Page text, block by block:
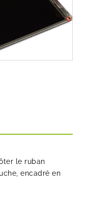
le ruban
encadré en